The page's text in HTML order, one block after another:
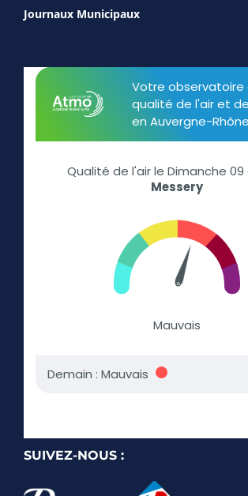
Journaux Municipaux
SUIVEZ-NOUS :